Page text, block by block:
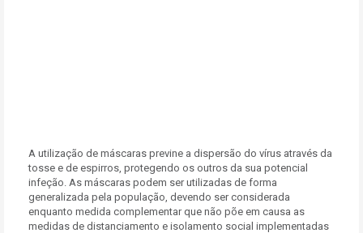
A utilização de máscaras previne a dispersão do vírus através da
tosse e de espirros, protegendo os outros da sua potencial
infeção. As máscaras podem ser utilizadas de forma
generalizada pela população, devendo ser considerada
enquanto medida complementar que não põe em causa as
medidas de distanciamento e isolamento social implementadas